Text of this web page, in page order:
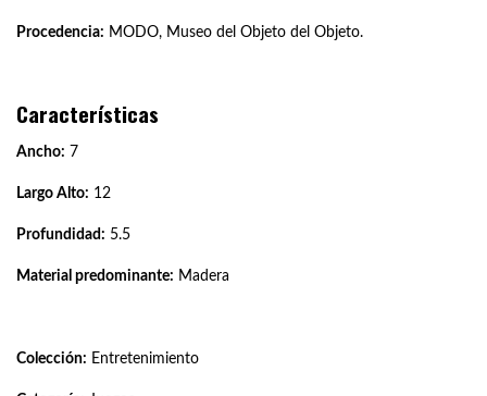
Procedencia: MODO, Museo del Objeto del Objeto.
Características
Ancho: 7
Largo Alto: 12
Profundidad: 5.5
Material predominante: Madera
Colección: Entretenimiento